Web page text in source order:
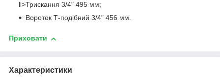
li>Трискання 3/4" 495 мм;
Вороток Т-подібний 3/4" 456 мм.
Приховати
Характеристики